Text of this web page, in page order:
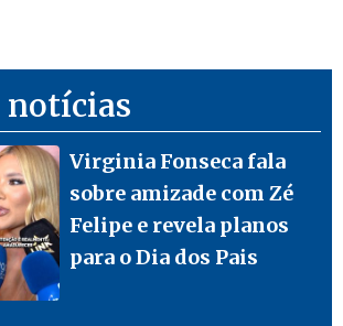
Virginia Fonseca fala
sobre amizade com Zé
Felipe e revela planos
para o Dia dos Pais